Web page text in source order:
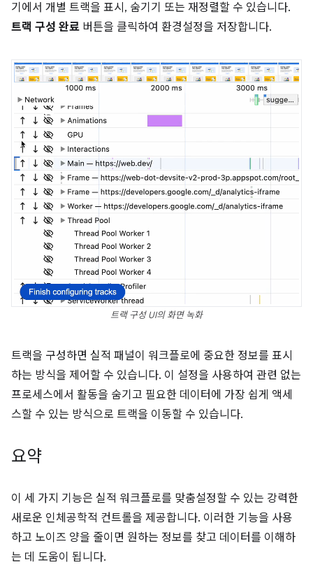
기에서 개별 트랙을 표시, 숨기기 또는 재정렬할 수 있습니다.
트랙 구성 완료 버튼을 클릭하여 환경설정을 저장합니다.
트랙 구성 UI의 화면 녹화
트랙을 구성하면 실적 패널이 워크플로에 중요한 정보를 표시
하는 방식을 제어할 수 있습니다. 이 설정을 사용하여 관련 없는
프로세스에서 활동을 숨기고 필요한 데이터에 가장 쉽게 액세
스할 수 있는 방식으로 트랙을 이동할 수 있습니다.
요약
이 세 가지 기능은 실적 워크플로를 맞춤설정할 수 있는 강력한
새로운 인체공학적 컨트롤을 제공합니다. 이러한 기능을 사용
하고 노이즈 양을 줄이면 원하는 정보를 찾고 데이터를 이해하
는 데 도움이 됩니다.